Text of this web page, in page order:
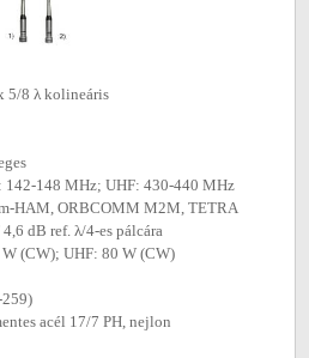
5/8 λ kolineáris
142-148 MHz; UHF: 430-440 MHz
HAM, ORBCOMM M2M, TETRA
dB ref. λ/4-es pálcára
(CW); UHF: 80 W (CW)
259)
acél 17/7 PH, nejlon